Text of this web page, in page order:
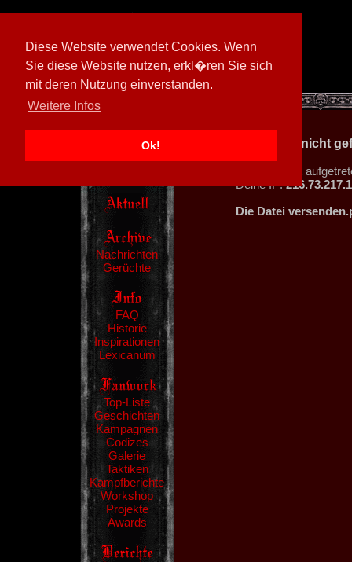
Diese Website verwendet Cookies. Wenn
Sie diese Website nutzen, erkl�ren Sie sich
mit deren Nutzung einverstanden.
Weitere Infos
Ok!
[ 597026/M3]
Nachrichten
Gerüchte
FAQ
Historie
Inspirationen
Lexicanum
Top-Liste
Geschichten
Kampagnen
Codizes
Galerie
Taktiken
Kampfberichte
Workshop
Projekte
Awards
404 - Datei nicht
Ein Fehler ist
Deine IP:
Die Datei